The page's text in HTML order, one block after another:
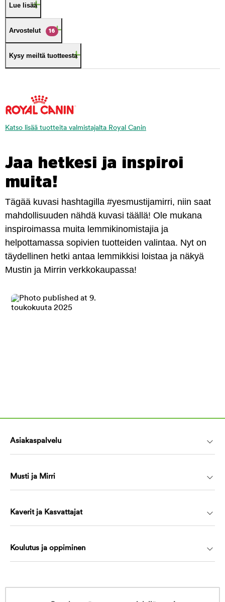
Lue lisää
Arvostelut 16
Kysy meiltä tuotteesta
Katso lisää tuotteita valmistajalta Royal Canin
Jaa hetkesi ja inspiroi
muita!
Tägää kuvasi hashtagilla #yesmustijamirri, niin saat
mahdollisuuden nähdä kuvasi täällä! Ole mukana
inspiroimassa muita lemmikinomistajia ja
helpottamassa sopivien tuotteiden valintaa. Nyt on
täydellinen hetki antaa lemmikkisi loistaa ja näkyä
Mustin ja Mirrin verkkokaupassa!
Asiakaspalvelu
Musti ja Mirri
Kaverit ja Kasvattajat
Koulutus ja oppiminen